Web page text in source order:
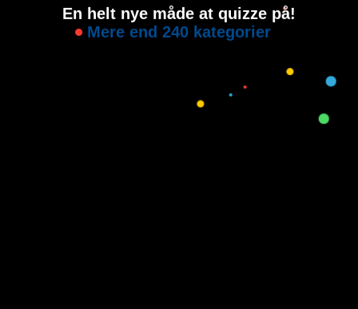
En helt nye måde at quizze på!
Mere end 240 kategorier